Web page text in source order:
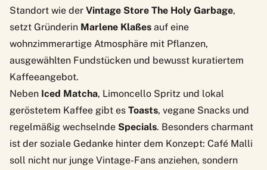
Standort wie der Vintage Store The Holy Garbage,
setzt Gründerin Marlene Klaßes auf eine
wohnzimmerartige Atmosphäre mit Pflanzen,
ausgewählten Fundstücken und bewusst kuratiertem
Kaffeeangebot.
Neben Iced Matcha, Limoncello Spritz und lokal
geröstetem Kaffee gibt es Toasts, vegane Snacks und
regelmäßig wechselnde Specials. Besonders charmant
ist der soziale Gedanke hinter dem Konzept: Café Malli
soll nicht nur junge Vintage-Fans anziehen, sondern